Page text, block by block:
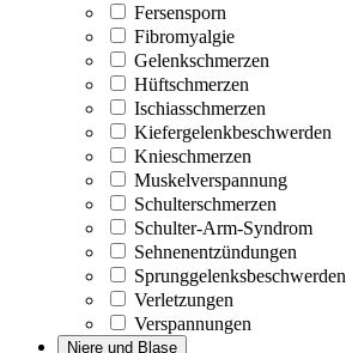
Fersensporn
Fibromyalgie
Gelenkschmerzen
Hüftschmerzen
Ischiasschmerzen
Kiefergelenkbeschwerden
Knieschmerzen
Muskelverspannung
Schulterschmerzen
Schulter-Arm-Syndrom
Sehnenentzündungen
Sprunggelenksbeschwerden
Verletzungen
Verspannungen
Niere und Blase